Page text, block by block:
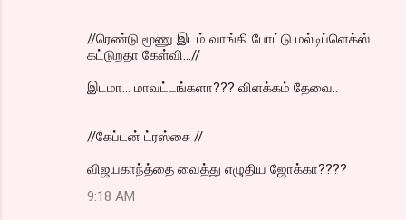
//ரெண்டு மூணு இடம் வாங்கி போட்டு மல்டிப்ளெக்ஸ்
கட்டுறதா கேள்வி...//
இடமா... மாவட்டங்களா??? விளக்கம் தேவை..
//கேப்டன் ட்ரஸ்சை //
விஜயகாந்த்தை வைத்து எழுதிய ஜோக்கா????
9:18 AM